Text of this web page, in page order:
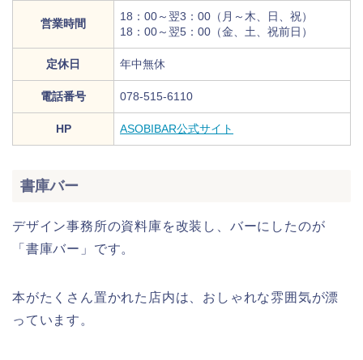
営業時間
18：00～翌3：00（月～木、日、祝）
18：00～翌5：00（金、土、祝前日）
定休日 年中無休
電話番号 078‐515‐6110
HP ASOBIBAR公式サイト
書庫バー
デザイン事務所の資料庫を改装し、バーにしたのが
「書庫バー」です。
本がたくさん置かれた店内は、おしゃれな雰囲気が漂
っています。